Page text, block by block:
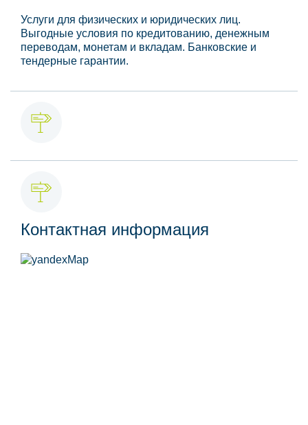
Услуги для физических и юридических лиц.
Выгодные условия по кредитованию, денежным
переводам, монетам и вкладам. Банковские и
тендерные гарантии.
Контактная информация